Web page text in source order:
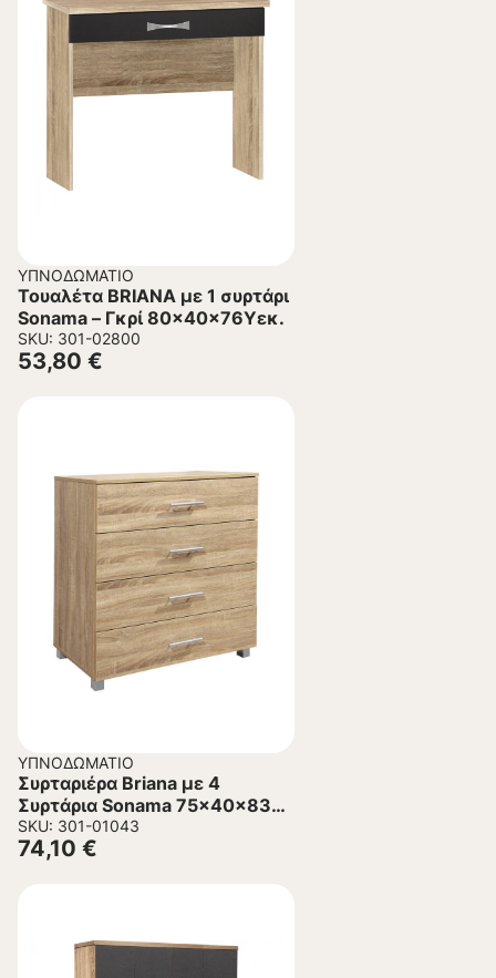
ΥΠΝΟΔΩΜΆΤΙΟ
Τουαλέτα BRIANA με 1 συρτάρι
Sonama – Γκρί 80x40x76Yεκ.
SKU: 301-02800
53,80 €
ΥΠΝΟΔΩΜΆΤΙΟ
Συρταριέρα Briana με 4
Συρτάρια Sonama 75x40x83Υ
εκ.
SKU: 301-01043
74,10 €